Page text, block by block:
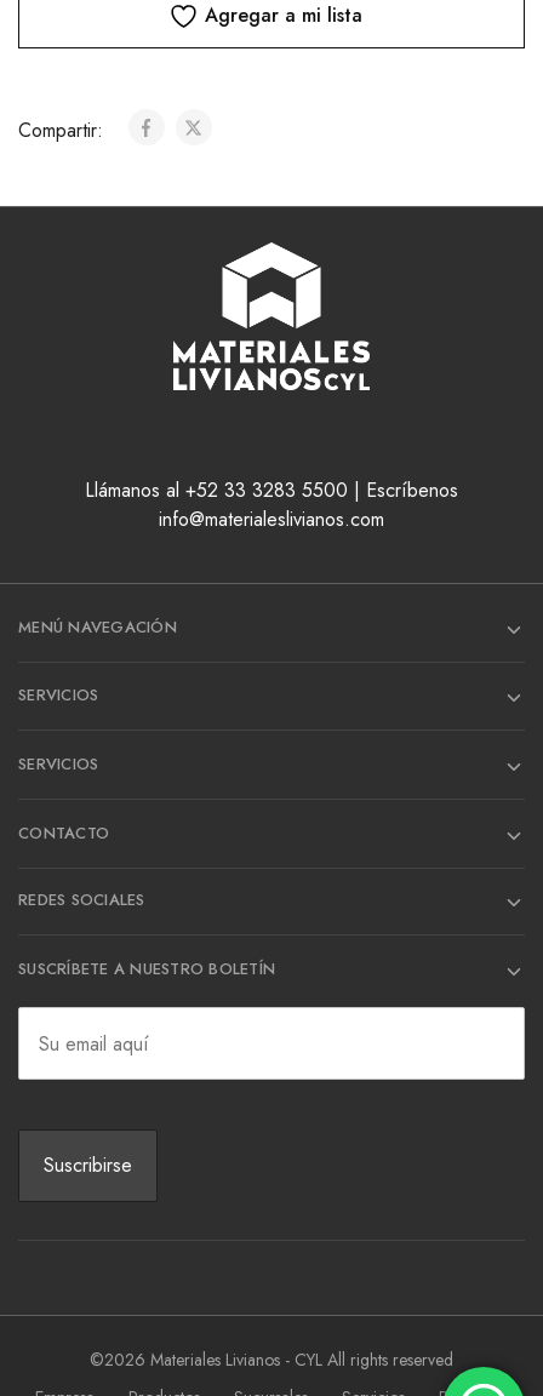
Agregar a mi lista
Compartir:
Llámanos al +52 33 3283 5500 | Escríbenos
info@materialeslivianos.com
MENÚ NAVEGACIÓN
SERVICIOS
SERVICIOS
CONTACTO
REDES SOCIALES
SUSCRÍBETE A NUESTRO BOLETÍN
©2026 Materiales Livianos - CYL All rights reserved